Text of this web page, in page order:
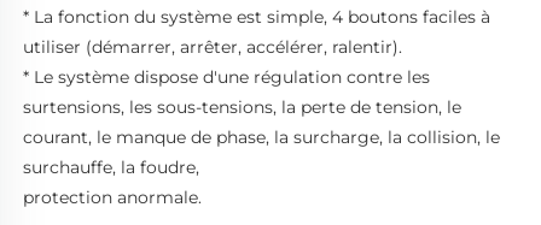
* La fonction du système est simple, 4 boutons faciles à
utiliser (démarrer, arrêter, accélérer, ralentir).
* Le système dispose d'une régulation contre les
surtensions, les sous-tensions, la perte de tension, le
courant, le manque de phase, la surcharge, la collision, le
surchauffe, la foudre,
protection anormale.